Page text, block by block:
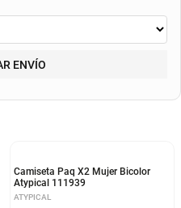
ENVÍO
Camiseta Paq X2 Mujer Bicolor
Atypical 111939
ATYPICAL